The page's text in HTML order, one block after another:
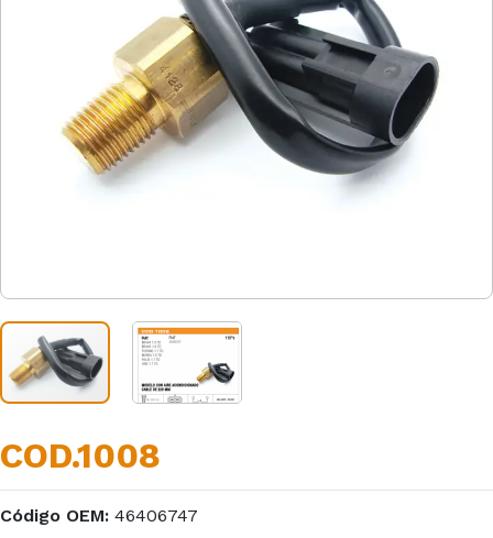
COD.1008
Código OEM: 46406747